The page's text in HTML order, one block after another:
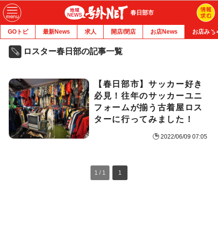
春日部市
GOトピ 最新News 求人 開店/閉店 お店News お店みち
ロスター春日部の記事一覧
【春日部市】サッカー好き
必見！往年のサッカーユニ
フォームが揃う古着屋ロス
ターに行ってみました！
2022/06/09 07:05
1 / 1 1